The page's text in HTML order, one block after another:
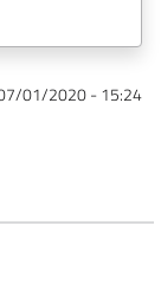
01/2020 - 15:24